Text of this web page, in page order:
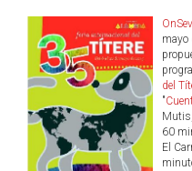
mayo
del
"
60
El